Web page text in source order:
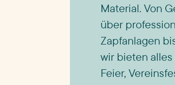
Material. Von
über
Zapfanlagen
wir bieten
Feier,